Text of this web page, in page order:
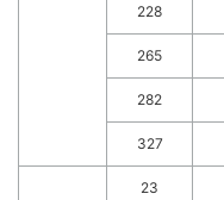
228
265
282
327
23